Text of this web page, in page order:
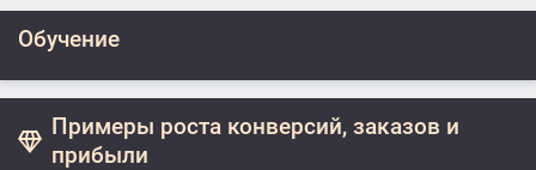
Обучение
Примеры роста конверсий, заказов и
прибыли